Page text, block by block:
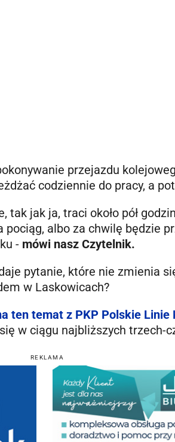
przejazdu
codziennie do pracy, a
jak ja, traci około pół
albo za chwilę będzie
- mówi nasz Czytelnik.
pytanie, które nie zmienia
w Laskowicach?
ten temat z PKP Polskie Linie
w ciągu najbliższych trzech-
REKLAMA